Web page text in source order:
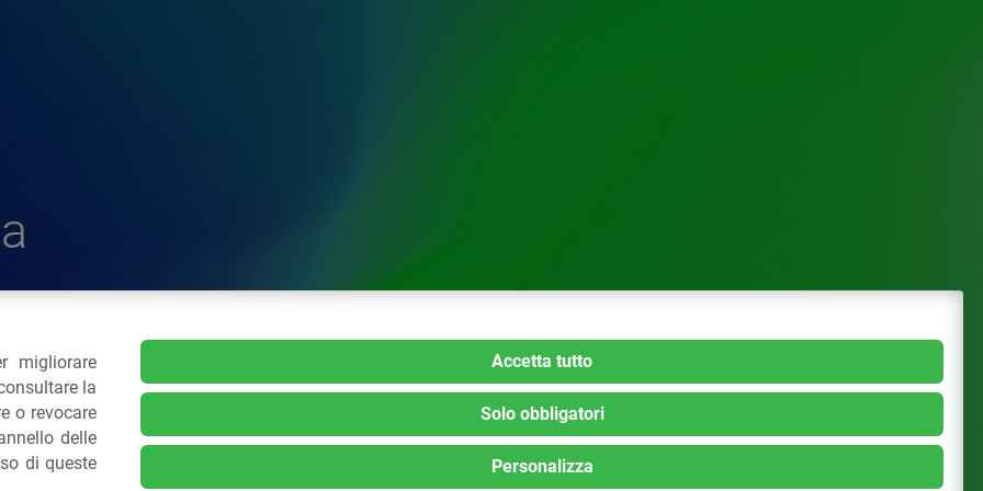
Plastiche
02 43928225.
migliorare
la
o revocare
delle
di queste
Accetta tutto
Solo obbligatori
Personalizza